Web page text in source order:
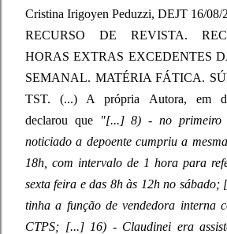
Cristina Irigoyen Peduzzi, DEJT 16/08/
RECURSO DE REVISTA.
HORAS EXTRAS EXCEDENTES
SEMANAL. MATÉRIA FÁTICA.
TST. (...) A própria Autora, em
declarou que
"[...] 8) - no primeiro
noticiado a depoente cumpriu a
18h, com intervalo de 1 hora para
sexta feira e das 8h às 12h no sábado;
tinha a função de vendedora interna
CTPS; [...] 16) - Claudinei era